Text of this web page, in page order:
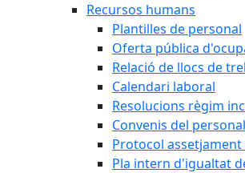
Recursos humans
Plantilles de personal
Oferta pública
Relació de llocs de
Calendari laboral
Resolucions règim
Convenis del personal
Protocol
Pla intern d'igualtat